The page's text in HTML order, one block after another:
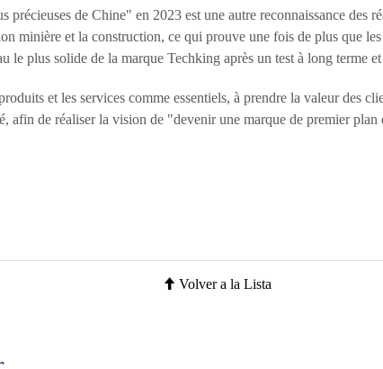
de Chine" en 2023 est une autre reconnaissance des
minière et la construction, ce qui prouve une fois de plus que
le plus solide de la marque Techking après un test à long terme
et les services comme essentiels, à prendre la valeur des
afin de réaliser la vision de "devenir une marque de premier
Volver a la Lista